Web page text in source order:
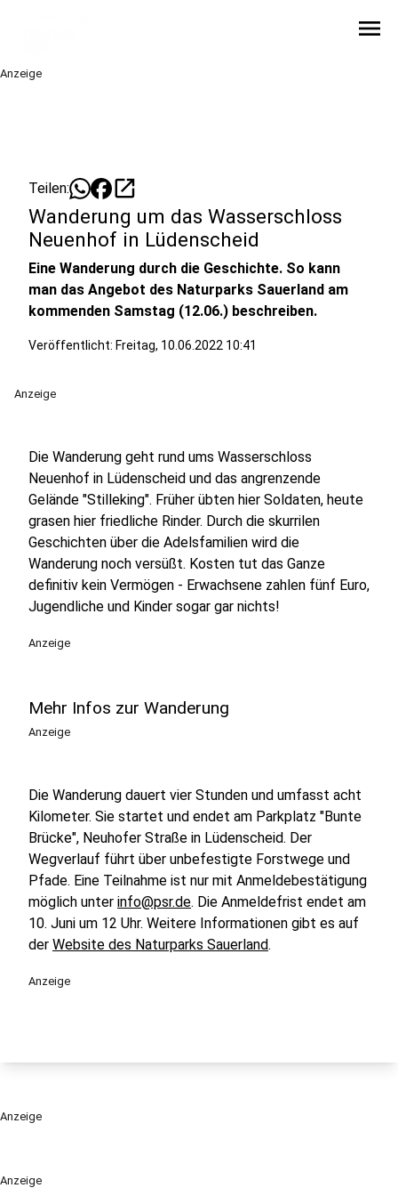
menu
Anzeige
Anzeige
Teilen: open_in_new
Wanderung um das Wasserschloss
Neuenhof in Lüdenscheid
Eine Wanderung durch die Geschichte. So kann
man das Angebot des Naturparks Sauerland am
kommenden Samstag (12.06.) beschreiben.
Veröffentlicht: Freitag, 10.06.2022 10:41
Anzeige
Die Wanderung geht rund ums Wasserschloss
Neuenhof in Lüdenscheid und das angrenzende
Gelände "Stilleking". Früher übten hier Soldaten, heute
grasen hier friedliche Rinder. Durch die skurrilen
Geschichten über die Adelsfamilien wird die
Wanderung noch versüßt. Kosten tut das Ganze
definitiv kein Vermögen - Erwachsene zahlen fünf Euro,
Jugendliche und Kinder sogar gar nichts!
Anzeige
Mehr Infos zur Wanderung
Anzeige
Die Wanderung dauert vier Stunden und umfasst acht
Kilometer. Sie startet und endet am Parkplatz "Bunte
Brücke", Neuhofer Straße in Lüdenscheid. Der
Wegverlauf führt über unbefestigte Forstwege und
Pfade. Eine Teilnahme ist nur mit Anmeldebestätigung
möglich unter info@psr.de. Die Anmeldefrist endet am
10. Juni um 12 Uhr. Weitere Informationen gibt es auf
der Website des Naturparks Sauerland.
Anzeige
Anzeige